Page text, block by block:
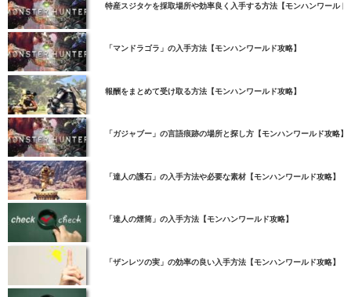
特産スジタケを採取場所や効率良く入手する方法【モンハンワールド
「マンドラゴラ」の入手方法【モンハンワールド攻略】
報酬をまとめて受け取る方法【モンハンワールド攻略】
「ガジャブー」の言語痕跡の場所と探し方【モンハンワールド攻略】
「達人の護石」の入手方法や必要な素材【モンハンワールド攻略】
「達人の煙筒」の入手方法【モンハンワールド攻略】
「ザンレツの実」の効率の良い入手方法【モンハンワールド攻略】